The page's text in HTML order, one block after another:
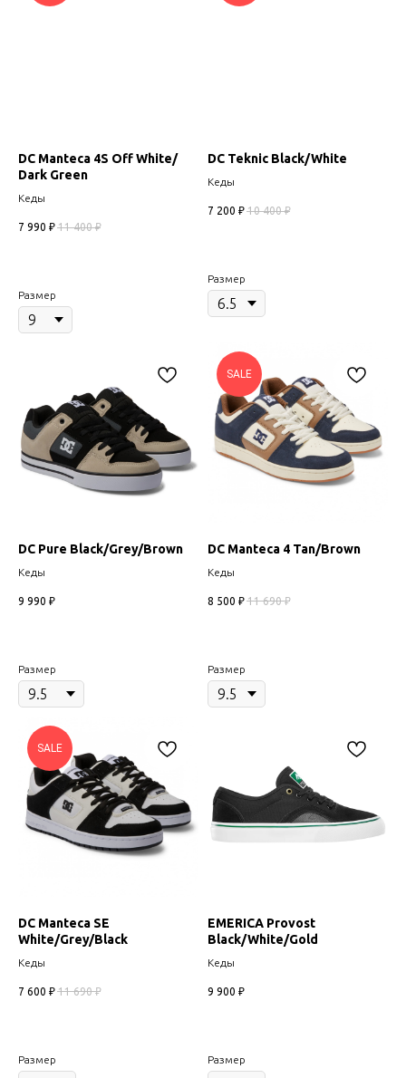
DC Manteca 4S Off White/
Dark Green
Кеды
7 990 ₽ 11 400 ₽
Размер
DC Teknic Black/White
Кеды
7 200 ₽ 10 400 ₽
Размер
DC Pure Black/Grey/Brown
Кеды
9 990 ₽
Размер
SALE
DC Manteca 4 Tan/Brown
Кеды
8 500 ₽ 11 690 ₽
Размер
SALE
DC Manteca SE
White/Grey/Black
Кеды
7 600 ₽ 11 690 ₽
Размер
EMERICA Provost
Black/White/Gold
Кеды
9 900 ₽
Размер